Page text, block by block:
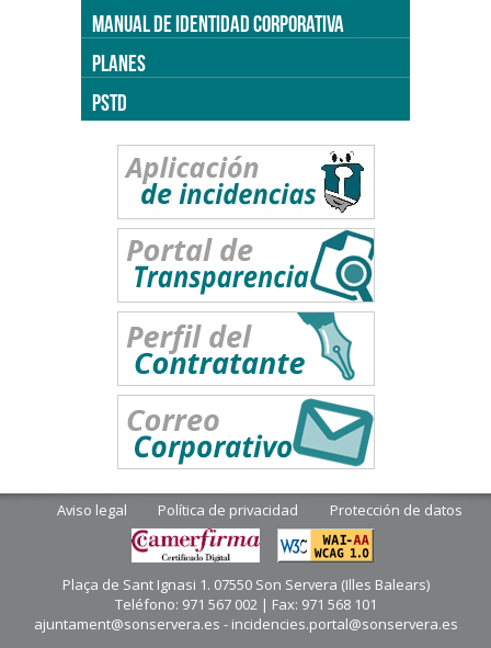
MANUAL DE IDENTIDAD CORPORATIVA
PLANES
PSTD
Aviso legal Política de privacidad Protección de datos
Plaça de Sant Ignasi 1. 07550 Son Servera (Illes Balears)
Teléfono: 971 567 002 | Fax: 971 568 101
ajuntament@sonservera.es - incidencies.portal@sonservera.es